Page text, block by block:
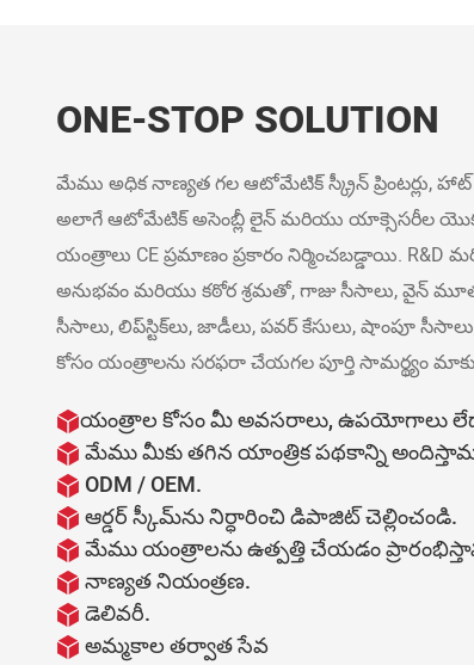
ONE-STOP SOLUTION
మేము అధిక నాణ్యత గల ఆటోమేటిక్ స్క్రీన్ ప్రింటర్లు, హాట్
అలాగే ఆటోమేటిక్ అసెంబ్లీ లైన్ మరియు యాక్సెసరీల యొక్క
యంత్రాలు CE ప్రమాణం ప్రకారం నిర్మించబడ్డాయి.
అనుభవం మరియు కఠోర శ్రమతో, గాజు సీసాలు, వైన్
సీసాలు, లిప్‌స్టిక్‌లు, జాడీలు, పవర్ కేసులు, షాంపూ
కోసం యంత్రాలను సరఫరా చేయగల పూర్తి సామర్థ్యం
యంత్రాల కోసం మీ అవసరాలు, ఉపయోగాలు
మేము మీకు తగిన యాంత్రిక పథకాన్ని
ODM / OEM.
ఆర్డర్ స్కీమ్‌ను నిర్ధారించి డిపాజిట్ చెల్లించండి.
మేము యంత్రాలను ఉత్పత్తి చేయడం
నాణ్యత నియంత్రణ.
డెలివరీ.
అమ్మకాల తర్వాత సేవ